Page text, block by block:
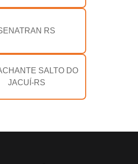
RS
SALTO DO
JACUÍ-RS